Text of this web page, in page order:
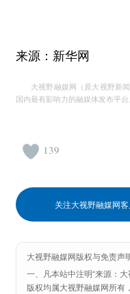
来源：新华网
大视野融媒网（原大视野新
国内最有影响力的融媒体发布平台
139
关注大视野融媒网
大视野融媒网版权与免责声
一、凡本站中注明“来源：
版权均属大视野融媒网所有